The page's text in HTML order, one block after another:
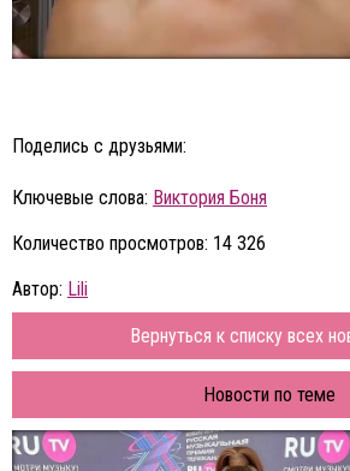
Поделись с друзьями:
Ключевые слова: Виктория Боня
Количество просмотров: 14 326
Автор: Lili
Вернуться к списку всех
Новости по теме